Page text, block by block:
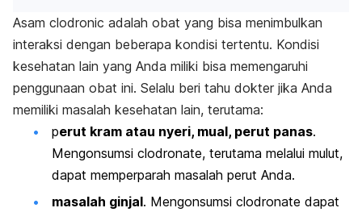
Asam clodronic adalah obat yang bisa menimbulkan
interaksi dengan beberapa kondisi tertentu. Kondisi
kesehatan lain yang Anda miliki bisa memengaruhi
penggunaan obat ini. Selalu beri tahu dokter jika Anda
memiliki masalah kesehatan lain, terutama:
perut kram atau nyeri, mual, perut panas.
Mengonsumsi clodronate, terutama melalui mulut,
dapat memperparah masalah perut Anda.
masalah ginjal. Mengonsumsi clodronate dapat